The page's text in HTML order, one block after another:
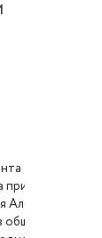
МКД и
граждан
общественной